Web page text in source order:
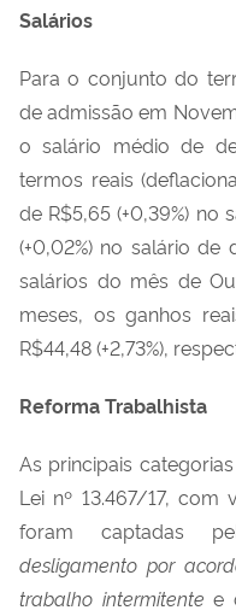
Salários
Para o conjunto do
de admissão em
o salário médio de
termos reais
de R$5,65 (+0,39%) no
(+0,02%) no salário
salários do mês de
meses, os ganhos
R$44,48 (+2,73%),
Reforma Trabalhista
As principais
Lei nº 13.467/17, com
foram captadas
desligamento por
trabalho intermitente e